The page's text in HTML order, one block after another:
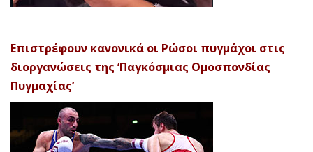
Επιστρέφουν κανονικά οι Ρώσοι πυγμάχοι στις
διοργανώσεις της ‘Παγκόσμιας Ομοσπονδίας
Πυγμαχίας’